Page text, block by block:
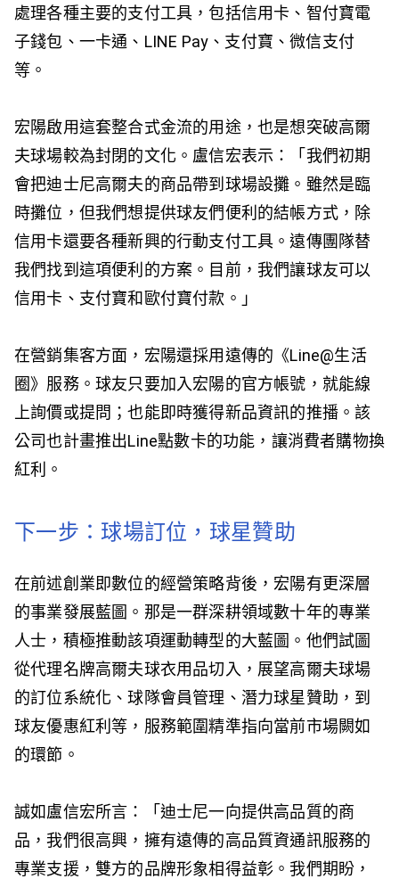
處理各種主要的支付工具，包括信用卡、智付寶電
子錢包、一卡通、LINE Pay、支付寶、微信支付
等。
宏陽啟用這套整合式金流的用途，也是想突破高爾
夫球場較為封閉的文化。盧信宏表示：「我們初期
會把迪士尼高爾夫的商品帶到球場設攤。雖然是臨
時攤位，但我們想提供球友們便利的結帳方式，除
信用卡還要各種新興的行動支付工具。遠傳團隊替
我們找到這項便利的方案。目前，我們讓球友可以
信用卡、支付寶和歐付寶付款。」
在營銷集客方面，宏陽還採用遠傳的《Line@生活
圈》服務。球友只要加入宏陽的官方帳號，就能線
上詢價或提問；也能即時獲得新品資訊的推播。該
公司也計畫推出Line點數卡的功能，讓消費者購物換
紅利。
下一步：球場訂位，球星贊助
在前述創業即數位的經營策略背後，宏陽有更深層
的事業發展藍圖。那是一群深耕領域數十年的專業
人士，積極推動該項運動轉型的大藍圖。他們試圖
從代理名牌高爾夫球衣用品切入，展望高爾夫球場
的訂位系統化、球隊會員管理、潛力球星贊助，到
球友優惠紅利等，服務範圍精準指向當前市場闕如
的環節。
誠如盧信宏所言：「迪士尼一向提供高品質的商
品，我們很高興，擁有遠傳的高品質資通訊服務的
專業支援，雙方的品牌形象相得益彰。我們期盼，